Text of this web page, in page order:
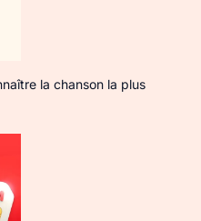
la chanson la plus